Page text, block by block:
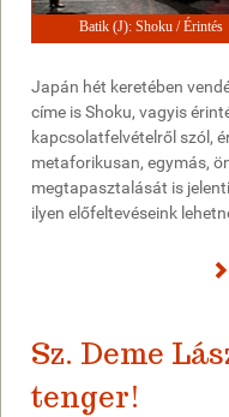
Batik (J): Shoku / Érintés
Japán hét keretében
címe is Shoku, vagyis
kapcsolatfelvételről szól,
metaforikusan, egymás,
megtapasztalását is
ilyen előfeltevéseink
Sz. Deme
tenger!